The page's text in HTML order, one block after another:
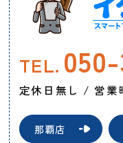
TEL.
定休日無し / 営業
那覇店